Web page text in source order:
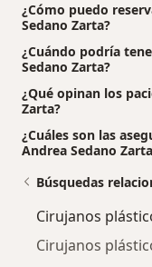
¿Cómo puedo
Sedano Zarta?
¿Cuándo podría
Sedano Zarta?
¿Qué opinan los
Zarta?
¿Cuáles son las
Andrea Sedano
Búsquedas
Cirujanos
Cirujanos